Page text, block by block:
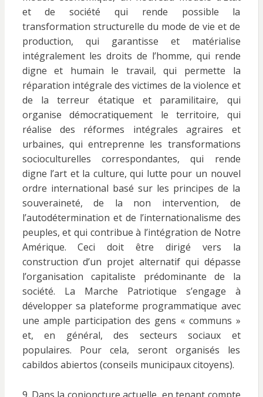
et de société qui rende possible la
transformation structurelle du mode de vie et de
production, qui garantisse et matérialise
intégralement les droits de l’homme, qui rende
digne et humain le travail, qui permette la
réparation intégrale des victimes de la violence et
de la terreur étatique et paramilitaire, qui
organise démocratiquement le territoire, qui
réalise des réformes intégrales agraires et
urbaines, qui entreprenne les transformations
socioculturelles correspondantes, qui rende
digne l’art et la culture, qui lutte pour un nouvel
ordre international basé sur les principes de la
souveraineté, de la non intervention, de
l’autodétermination et de l’internationalisme des
peuples, et qui contribue à l’intégration de Notre
Amérique. Ceci doit être dirigé vers la
construction d’un projet alternatif qui dépasse
l’organisation capitaliste prédominante de la
société. La Marche Patriotique s’engage à
développer sa plateforme programmatique avec
une ample participation des gens « communs »
et, en général, des secteurs sociaux et
populaires. Pour cela, seront organisés les
cabildos abiertos (conseils municipaux citoyens).